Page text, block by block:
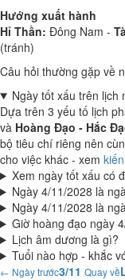
Hướng xuất hành
Hỉ Thần: Đông Nam -
(tránh)
Câu hỏi thường gặp về
Ngày tốt xấu trên
Dựa trên 3 yếu tố lịch
và Hoàng Đạo - Hắc
bộ tiêu chí riêng nên
cho việc khác - xem
Xem ngày tốt xấu có
Ngày 4/11/2028 là
Ngày 4/11/2028 là
Giờ hoàng đạo ngày
Lịch âm dương là gì?
Tuổi nào hợp - khắc
← Ngày trước3/11 Quay về